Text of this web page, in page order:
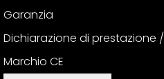
Garanzia
Dichiarazione di prestazione /
Marchio CE